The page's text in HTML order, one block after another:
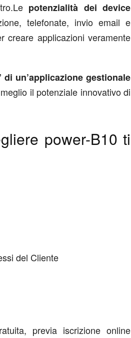
potenzialità dei device
telefonate, invio email e
creare applicazioni veramente
di un’applicazione gestionale
il potenziale innovativo di
power-B10 ti
del Cliente
previa iscrizione online